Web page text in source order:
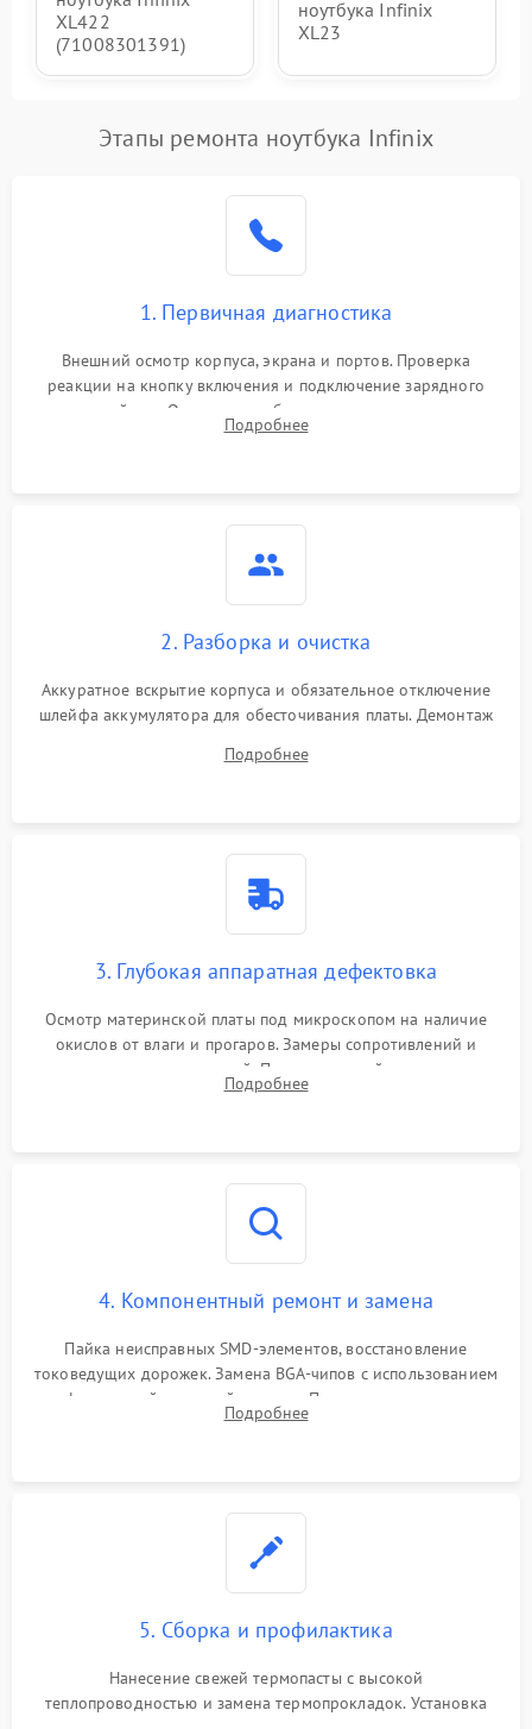
XL422
(71008301391)
ноутбука Infinix
XL23
Этапы ремонта ноутбука Infinix
1. Первичная диагностика
Внешний осмотр корпуса, экрана и портов. Проверка
реакции на кнопку включения и подключение зарядного
устройства. Оценка потребления тока с помощью
лабораторного блока питания для локализации проблемы.
Подробнее
2. Разборка и очистка
Аккуратное вскрытие корпуса и обязательное отключение
шлейфа аккумулятора для обесточивания платы. Демонтаж
высохшей термопасты с кристаллов чипов.
Подробнее
3. Глубокая аппаратная дефектовка
Осмотр материнской платы под микроскопом на наличие
окислов от влаги и прогаров. Замеры сопротивлений и
дежурных напряжений. Проверка цепей питания,
мультиконтроллера, процессора и видеочипа.
Подробнее
4. Компонентный ремонт и замена
Пайка неисправных SMD-элементов, восстановление
токоведущих дорожек. Замена BGA-чипов с использованием
инфракрасной паяльной станции. Прошивка микросхемы
BIOS или замена поврежденных портов USB
Подробнее
5. Сборка и профилактика
Нанесение свежей термопасты с высокой
теплопроводностью и замена термопрокладок. Установка